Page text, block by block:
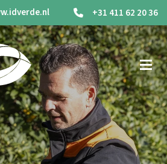
+31 411 62 20 36